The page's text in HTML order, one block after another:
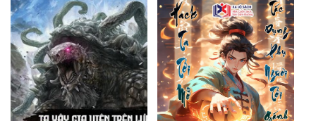
Tu Chân
Tu Tiên
Tội Phạm
Vô Địch